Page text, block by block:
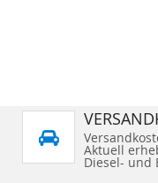
Aktuell
Diesel- und